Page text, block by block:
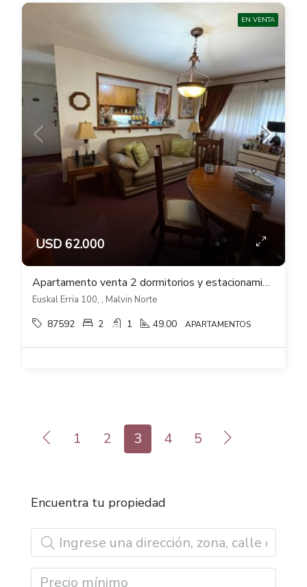
EN VENTA
USD 62.000
Apartamento venta 2 dormitorios y estacionamiento en Euskalerría71 Malvin Norte
Euskal Erria 100, , Malvin Norte
87592 2 1 49.00 APARTAMENTOS
1 2 3 4 5
Encuentra tu propiedad